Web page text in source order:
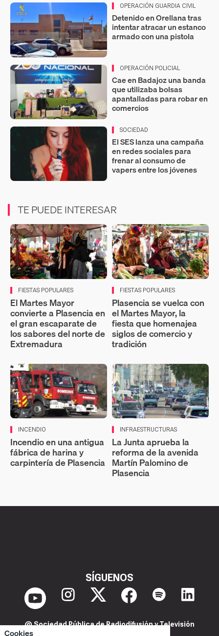
Cookies
OPERACIÓN GUARDIA CIVIL
Detenido en Orellana tras
intentar atracar un estanco
armado con una pistola
OPERACIÓN POLICIAL
Cae en Badajoz una banda
que utilizaba bolsas
apantalladas para robar en
comercios
SOCIEDAD
El SES lanza una campaña
en redes sociales para
frenar al consumo de
vapers entre los jóvenes
TE PUEDE INTERESAR
FIESTAS POPULARES
El Martes Mayor
convierte a Plasencia en
el gran escaparate de
los sabores del norte de
Extremadura
FIESTAS POPULARES
Plasencia se vuelca con
el Martes Mayor, la
fiesta que homenajea
siglos de comercio y
tradición
INCENDIO
Incendio en una antigua
fábrica de harina y
carpintería de Plasencia
INFRAESTRUCTURAS
La Junta aprueba la
reforma de la avenida
Martín Palomino de
Plasencia
SÍGUENOS
@ Sociedad Pública de Radiodifusión y Televisión